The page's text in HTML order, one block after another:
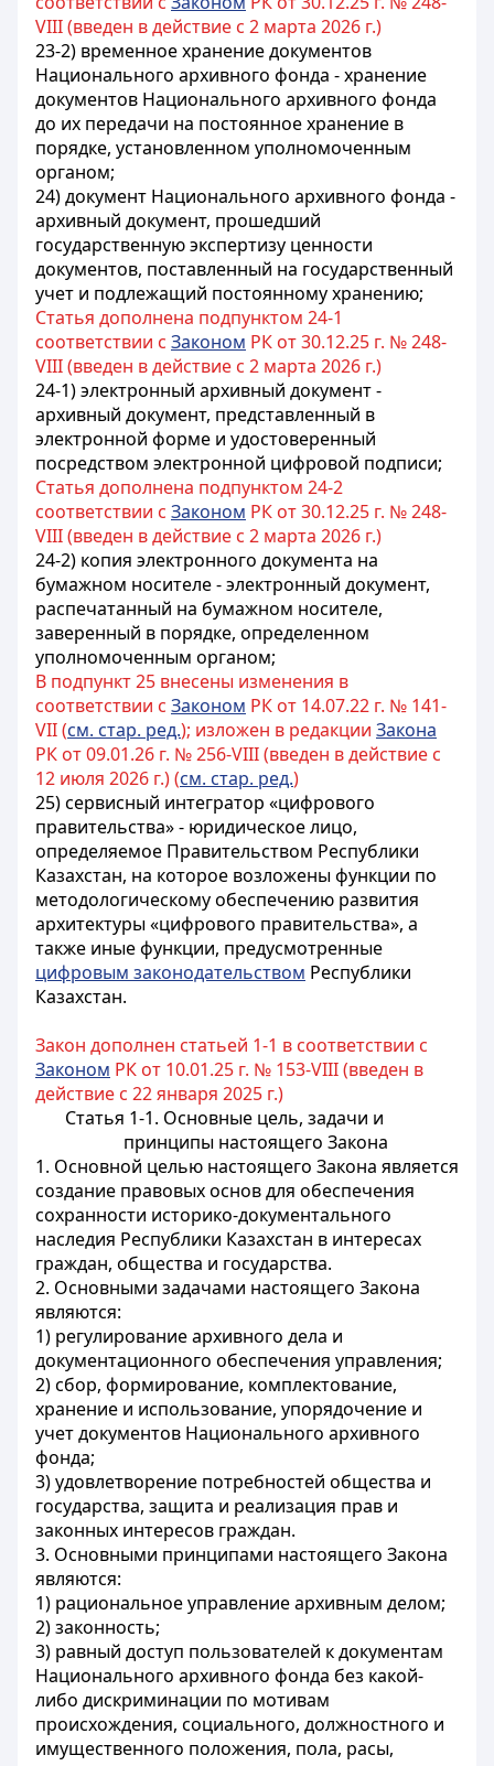
VIII (введен в действие с 2 марта 2026 г.)
23-2) временное хранение документов
Национального архивного фонда - хранение
документов Национального архивного фонда
до их передачи на постоянное хранение в
порядке, установленном уполномоченным
органом;
24) документ Национального архивного фонда -
архивный документ, прошедший
государственную экспертизу ценности
документов, поставленный на государственный
учет и подлежащий постоянному хранению;
Статья дополнена подпунктом 24-1
соответствии с Законом РК от 30.12.25 г. № 248-
VIII (введен в действие с 2 марта 2026 г.)
24-1) электронный архивный документ -
архивный документ, представленный в
электронной форме и удостоверенный
посредством электронной цифровой подписи;
Статья дополнена подпунктом 24-2
соответствии с Законом РК от 30.12.25 г. № 248-
VIII (введен в действие с 2 марта 2026 г.)
24-2) копия электронного документа на
бумажном носителе - электронный документ,
распечатанный на бумажном носителе,
заверенный в порядке, определенном
уполномоченным органом;
В подпункт 25 внесены изменения в
соответствии с Законом РК от 14.07.22 г. № 141-
VII (см. стар. ред.); изложен в редакции Закона
РК от 09.01.26 г. № 256-VIII (введен в действие с
12 июля 2026 г.) (см. стар. ред.)
25) сервисный интегратор «цифрового
правительства» - юридическое лицо,
определяемое Правительством Республики
Казахстан, на которое возложены функции по
методологическому обеспечению развития
архитектуры «цифрового правительства», а
также иные функции, предусмотренные
цифровым законодательством Республики
Казахстан.
Закон дополнен статьей 1-1 в соответствии с
Законом РК от 10.01.25 г. № 153-VIII (введен в
действие с 22 января 2025 г.)
Статья 1-1. Основные цель, задачи и
принципы настоящего Закона
1. Основной целью настоящего Закона является
создание правовых основ для обеспечения
сохранности историко-документального
наследия Республики Казахстан в интересах
граждан, общества и государства.
2. Основными задачами настоящего Закона
являются:
1) регулирование архивного дела и
документационного обеспечения управления;
2) сбор, формирование, комплектование,
хранение и использование, упорядочение и
учет документов Национального архивного
фонда;
3) удовлетворение потребностей общества и
государства, защита и реализация прав и
законных интересов граждан.
3. Основными принципами настоящего Закона
являются:
1) рациональное управление архивным делом;
2) законность;
3) равный доступ пользователей к документам
Национального архивного фонда без какой-
либо дискриминации по мотивам
происхождения, социального, должностного и
имущественного положения, пола, расы,